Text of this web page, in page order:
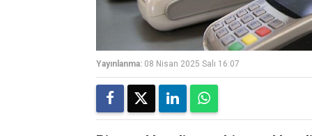
Yayınlanma: 08 Nisan 2025 Salı 16:07